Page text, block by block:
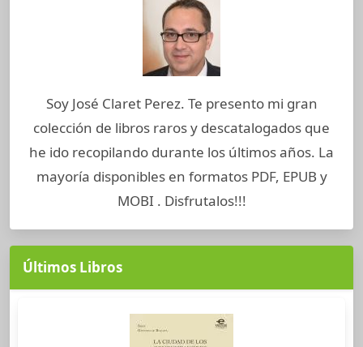
Soy José Claret Perez. Te presento mi gran
colección de libros raros y descatalogados que
he ido recopilando durante los últimos años. La
mayoría disponibles en formatos PDF, EPUB y
MOBI . Disfrutalos!!!
Últimos Libros